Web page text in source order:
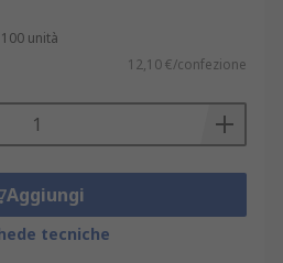
unità
12,10 €/confezione
Aggiungi
tecniche